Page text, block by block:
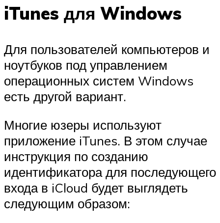
iTunes для Windows
Для пользователей компьютеров и
ноутбуков под управлением
операционных систем Windows
есть другой вариант.
Многие юзеры используют
приложение iTunes. В этом случае
инструкция по созданию
идентификатора для последующего
входа в iCloud будет выглядеть
следующим образом: